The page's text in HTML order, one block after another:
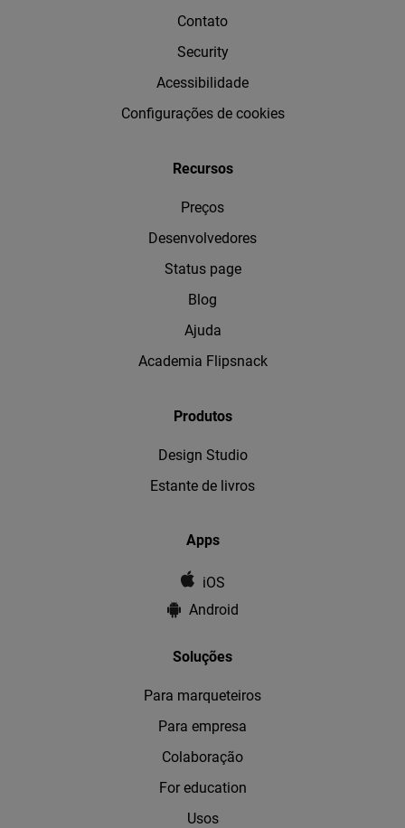
Contato
Security
Acessibilidade
Configurações de cookies
Recursos
Preços
Desenvolvedores
Status page
Blog
Ajuda
Academia Flipsnack
Produtos
Design Studio
Estante de livros
Apps
iOS
Android
Soluções
Para marqueteiros
Para empresa
Colaboração
For education
Usos